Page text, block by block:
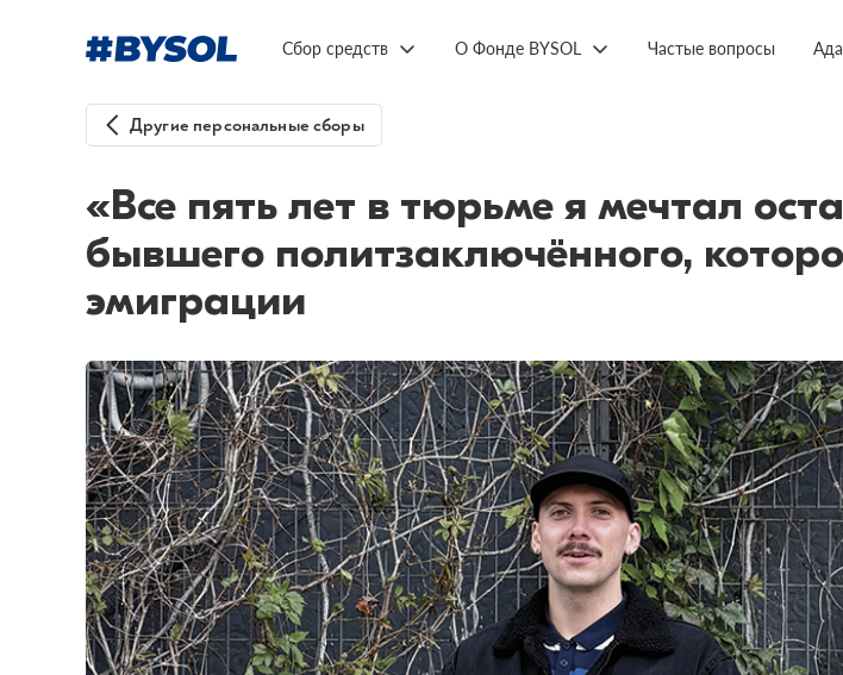
Сбор средств О Фонде BYSOL Частые вопросы
Другие персональные сборы
«Все пять лет в тюрьме я мечтал
бывшего политзаключённого,
эмиграции